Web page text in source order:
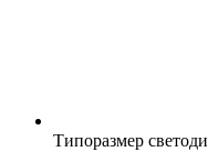
Типоразмер